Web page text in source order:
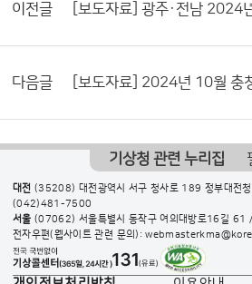
이전글 [보도자료] 광주·전남 2024
다음글 [보도자료] 2024년 10월 충
기상청 관련 누리집
대전 (35208) 대전광역시 서구 청사로 189 정부대전
(042)481-7500
서울 (07062) 서울특별시 동작구 여의대방로16길 61
전자우편(웹사이트 관련 문의):